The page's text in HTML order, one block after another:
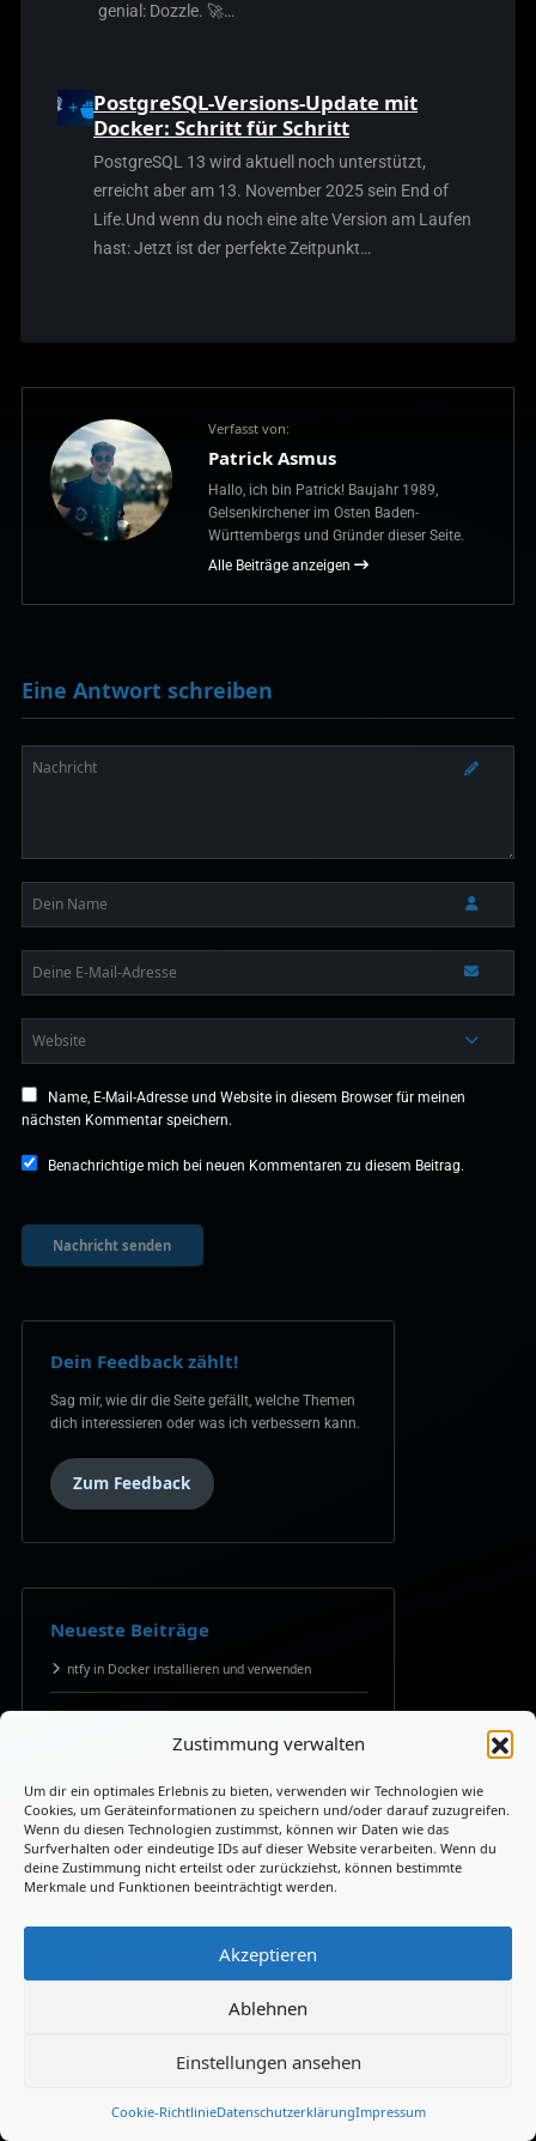
Zustimmung verwalten
Um dir ein optimales Erlebnis zu bieten, verwenden wir Technologien wie
Cookies, um Geräteinformationen zu speichern und/oder darauf zuzugreifen.
Wenn du diesen Technologien zustimmst, können wir Daten wie das
Surfverhalten oder eindeutige IDs auf dieser Website verarbeiten. Wenn du
deine Zustimmung nicht erteilst oder zurückziehst, können bestimmte
Merkmale und Funktionen beeinträchtigt werden.
Akzeptieren
Ablehnen
Einstellungen ansehen
Cookie-RichtlinieDatenschutzerklärungImpressum
genial: Dozzle. 🚀…
PostgreSQL-Versions-Update mit
Docker: Schritt für Schritt
PostgreSQL 13 wird aktuell noch unterstützt,
erreicht aber am 13. November 2025 sein End of
Life.Und wenn du noch eine alte Version am Laufen
hast: Jetzt ist der perfekte Zeitpunkt…
Verfasst von:
Patrick Asmus
Hallo, ich bin Patrick! Baujahr 1989,
Gelsenkirchener im Osten Baden-
Württembergs und Gründer dieser Seite.
Alle Beiträge anzeigen
Eine Antwort schreiben
Name, E-Mail-Adresse und Website in diesem Browser für meinen
nächsten Kommentar speichern.
Benachrichtige mich bei neuen Kommentaren zu diesem Beitrag.
Dein Feedback zählt!
Sag mir, wie dir die Seite gefällt, welche Themen
dich interessieren oder was ich verbessern kann.
Zum Feedback
Neueste Beiträge
ntfy in Docker installieren und verwenden
Changedetection.io in Docker installieren und
Hardlinks mit mklink /H unter Windows erstellen
Windows Updates mit PowerShell automatisieren
h5ai im Docker: Schicke Dateiübersicht für Deinen
Patrick AsmuszuDocker auf Linux
gemacht